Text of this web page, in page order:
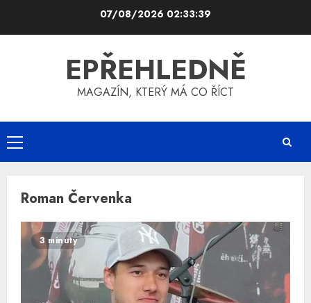
07/08/2026 02:33:39
EPŘEHLEDNĚ
MAGAZÍN, KTERÝ MÁ CO ŘÍCT
Primary
Menu
Roman Červenka
3 minuty